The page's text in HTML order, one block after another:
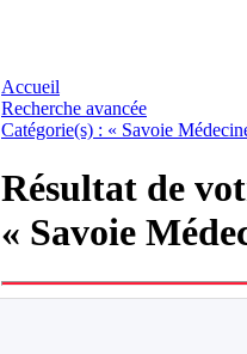
Accueil
Recherche avancée
Catégorie(s) : « Savoie
Résultat de
« Savoie